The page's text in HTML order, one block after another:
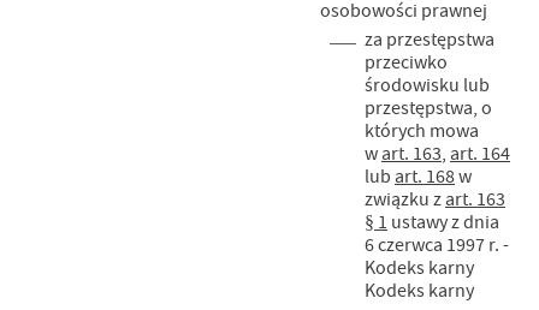
osobowości prawnej
za przestępstwa
przeciwko
środowisku lub
przestępstwa, o
których mowa
w art. 163, art. 164
lub art. 168w
związku z art. 163
§ 1 ustawy z dnia
6 czerwca 1997 r. -
Kodeks karny
Kodeks karny